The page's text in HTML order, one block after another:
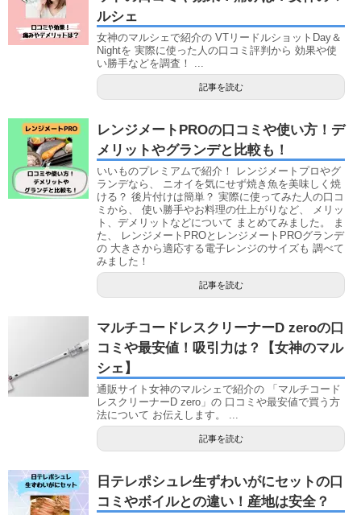
ルシェ
女神のマルシェで紹介の VTリードルショットDay＆
Nightを 実際に使った人の口コミ評判から 効果や使
い勝手などを調査！ ...
記事を読む
レンジメートPROの口コミや使い方！デ
メリットやグランデと比較も！
いいものプレミアムで紹介！ レンジメートプロやグ
ランデなら、 ニオイを気にせず焼き魚を美味しく焼
ける？ 後片付けは簡単？ 実際に使ってみた人の口コ
ミから、 使い勝手やお料理の仕上がりなど、 メリッ
ト、デメリットなどについて まとめてみました。 ま
た、 レンジメートPROとレンジメートPROグランデ
の 大きさから適応する電子レンジのサイズも 調べて
みました！
記事を読む
マルチコードレスクリーナーD zeroの口
コミや最安値！吸引力は？【女神のマル
シェ】
通販サイト女神のマルシェで紹介の 「マルチコード
レスクリーナーD zero」の 口コミや最安値で買う方
法について お伝えします。 ...
記事を読む
日テレポシュレ生ずわいがにセットの口
コミやボイルとの違い！産地は安全？